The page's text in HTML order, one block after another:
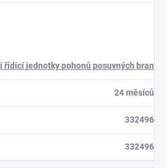
řídící jednotky pohonů posuvných bran
24 měsíců
332496
332496